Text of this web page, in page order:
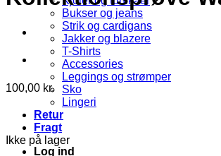
Bukser og jeans
Strik og cardigans
Jakker og blazere
T-Shirts
Accessories
Leggings og strømper
Sko
Lingeri
Retur
Fragt
Log ind
100,00 kr.
Ikke på lager